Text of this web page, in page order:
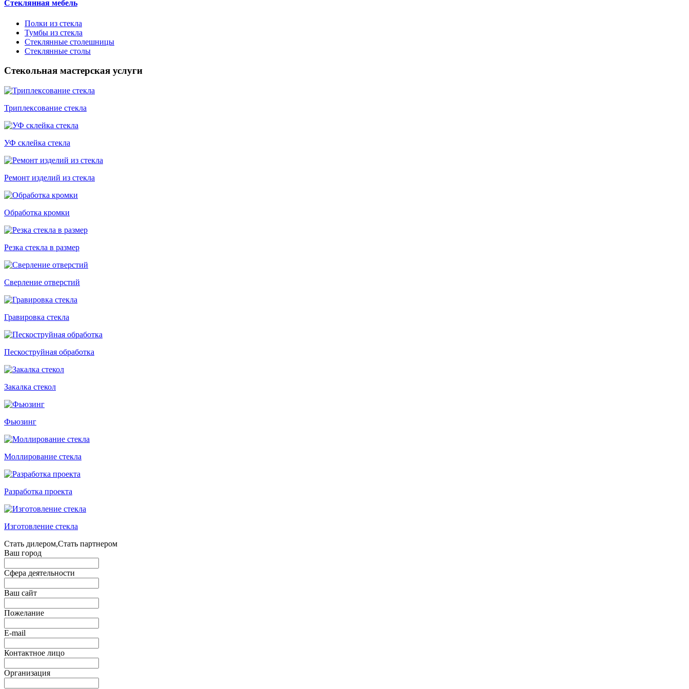
Стеклянная мебель
Полки из стекла
Тумбы из стекла
Стеклянные столешницы
Стеклянные столы
Стекольная мастерская услуги
Триплексование стекла
УФ склейка стекла
Ремонт изделий из стекла
Обработка кромки
Резка стекла в размер
Сверление отверстий
Гравировка стекла
Пескоструйная обработка
Закалка стекол
Фьюзинг
Моллирование стекла
Разработка проекта
Изготовление стекла
Стать дилером,Стать партнером
Ваш город
Сфера деятельности
Ваш сайт
Пожелание
E-mail
Контактное лицо
Организация